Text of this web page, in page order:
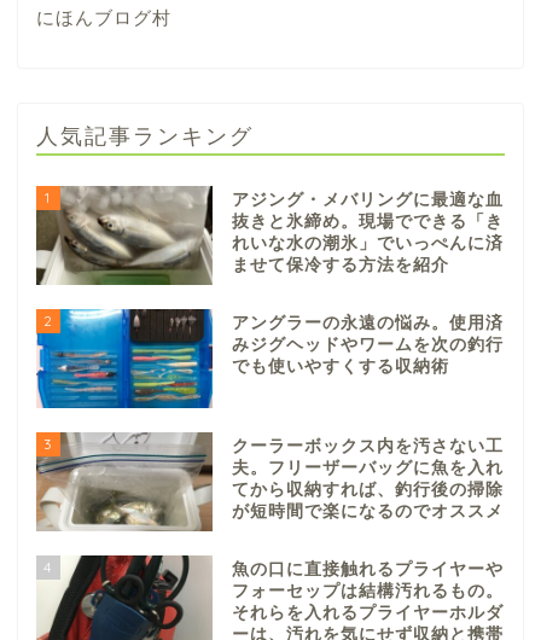
にほんブログ村
人気記事ランキング
1
アジング・メバリングに最適な血
抜きと氷締め。現場でできる「き
れいな水の潮氷」でいっぺんに済
ませて保冷する方法を紹介
2
アングラーの永遠の悩み。使用済
みジグヘッドやワームを次の釣行
でも使いやすくする収納術
3
クーラーボックス内を汚さない工
夫。フリーザーバッグに魚を入れ
てから収納すれば、釣行後の掃除
が短時間で楽になるのでオススメ
4
魚の口に直接触れるプライヤーや
フォーセップは結構汚れるもの。
それらを入れるプライヤーホルダ
ーは、汚れを気にせず収納と携帯